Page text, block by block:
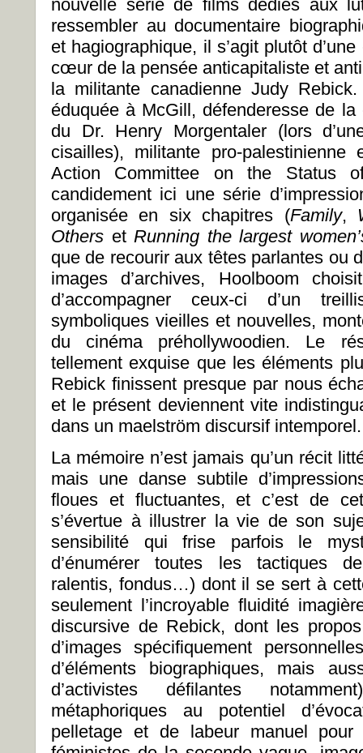
nouvelle série de films dédiés aux
ressembler au documentaire
et hagiographique, il s’agit plutôt
cœur de la pensée anticapitaliste et
la militante canadienne Judy Rebick.
éduquée à McGill, défenderesse de
du Dr. Henry Morgentaler (lors
cisailles), militante pro-
Action Committee on the Status
candidement ici une série
organisée en six chapitres (Family,
Others etRunning the largest
que de recourir aux têtes parlantes ou
images d’archives, Hoolboom
d’accompagner ceux-ci d’un
symboliques vieilles et nouvelles,
du cinéma préhollywoodien. Le
tellement exquise que les éléments
Rebick finissent presque par nous
et le présent deviennent vite
dans un maelström discursif intemporel.
La mémoire n’est jamais qu’un récit
mais une danse subtile
floues et fluctuantes, et c’est de
s’évertue à illustrer la vie de son
sensibilité qui frise parfois le
d’énumérer toutes les tactiques
ralentis, fondus…) dont il se sert à
seulement l’incroyable fluidité
discursive de Rebick, dont les
d’images spécifiquement
d’éléments biographiques, mais
d’activistes défilantes
métaphoriques au potentiel
pelletage et de labeur manuel